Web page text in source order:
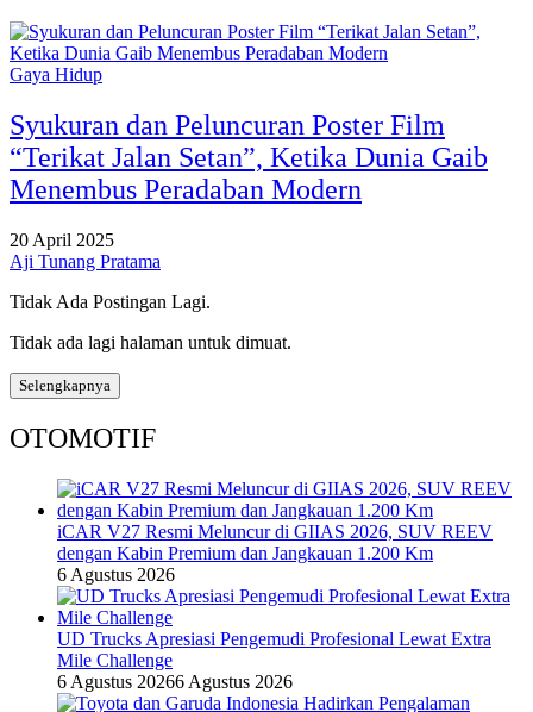
Gaya Hidup
Syukuran dan Peluncuran Poster Film
“Terikat Jalan Setan”, Ketika Dunia Gaib
Menembus Peradaban Modern
20 April 2025
Aji Tunang Pratama
Tidak Ada Postingan Lagi.
Tidak ada lagi halaman untuk dimuat.
Selengkapnya
OTOMOTIF
iCAR V27 Resmi Meluncur di GIIAS 2026, SUV REEV
dengan Kabin Premium dan Jangkauan 1.200 Km
6 Agustus 2026
UD Trucks Apresiasi Pengemudi Profesional Lewat Extra
Mile Challenge
6 Agustus 20266 Agustus 2026